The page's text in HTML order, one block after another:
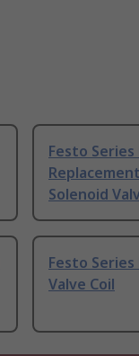
Festo Series
Solenoid
Festo Series
Valve Coil